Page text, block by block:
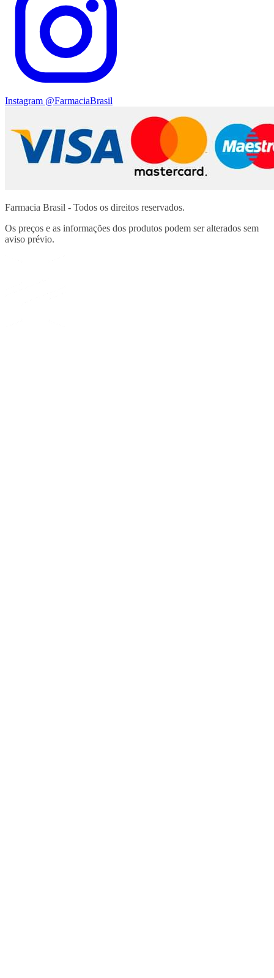
Instagram @FarmaciaBrasil
Farmacia Brasil - Todos os direitos reservados.
Os preços e as informações dos produtos podem ser alterados sem
aviso prévio.